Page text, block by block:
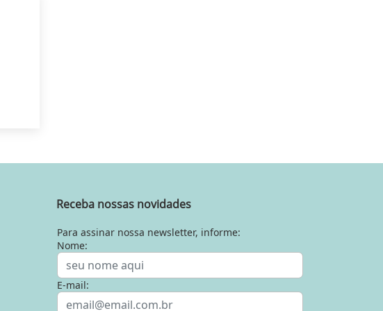
Receba nossas novidades
Para assinar nossa newsletter, informe:
Nome:
E-mail: